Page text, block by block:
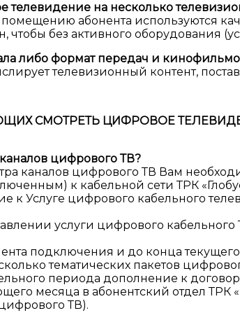
телевидение на несколько
абонента используются
чтобы без активного оборудования
либо формат передач и
телевизионный контент,
СМОТРЕТЬ ЦИФРОВОЕ
цифрового ТВ?
каналов цифрового ТВ Вам
к кабельной сети ТРК
к Услуге цифрового кабельного
услуги цифрового
подключения и до конца
тематических пакетов
периода дополнение к
месяца в абонентский отдел ТРК
ТВ).